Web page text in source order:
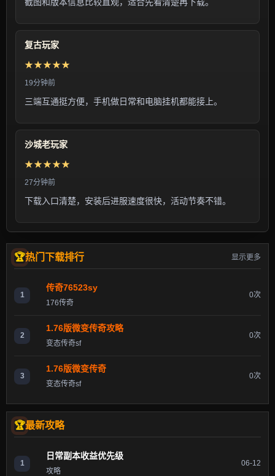
复古玩家
★★★★★
19分钟前
三端互通挺方便，手机做日常和电脑挂机都能接上。
沙城老玩家
★★★★★
27分钟前
下载入口清楚，安装后进服速度很快，活动节奏不错。
热门下载排行 显示更多
1
传奇76523sy
176传奇
0次
2
1.76版微变传奇攻略
变态传奇sf
0次
3
1.76版微变传奇
变态传奇sf
0次
最新攻略
1
日常副本收益优先级
攻略
06-12